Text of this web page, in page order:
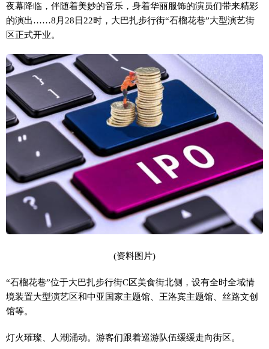
夜幕降临，伴随着美妙的音乐，身着华丽服饰的演员们带来精彩
的演出……8月28日22时，大巴扎步行街“石榴花巷”大型演艺街
区正式开业。
(资料图片)
“石榴花巷”位于大巴扎步行街C区美食街北侧，设有全时全域情
境装置大型演艺区和中亚国家主题馆、王洛宾主题馆、丝路文创
馆等。
灯火璀璨、人潮涌动。游客们跟着巡游队伍缓缓走向街区。